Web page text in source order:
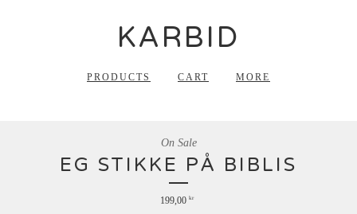
KARBID
PRODUCTS CART MORE
EG STIKKE PÅ BIBLIS
199,00 kr
On Sale